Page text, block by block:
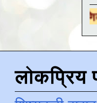
ग्रुपला
लोकप्रिय